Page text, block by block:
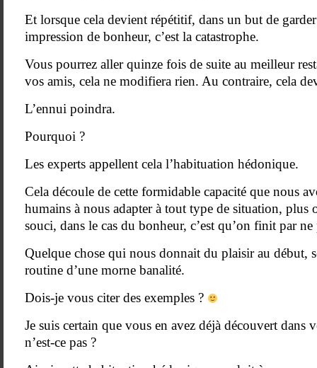
Et lorsque cela devient répétitif, dans un but de
impression de bonheur, c’est la catastrophe.
Vous pourrez aller quinze fois de suite au meilleur
vos amis, cela ne modifiera rien. Au contraire, cela
L’ennui poindra.
Pourquoi ?
Les experts appellent cela l’habituation hédonique.
Cela découle de cette formidable capacité que nous
humains à nous adapter à tout type de situation, plus
souci, dans le cas du bonheur, c’est qu’on finit par
Quelque chose qui nous donnait du plaisir au début,
routine d’une morne banalité.
Dois-je vous citer des exemples ?
Je suis certain que vous en avez déjà découvert
n’est-ce pas ?